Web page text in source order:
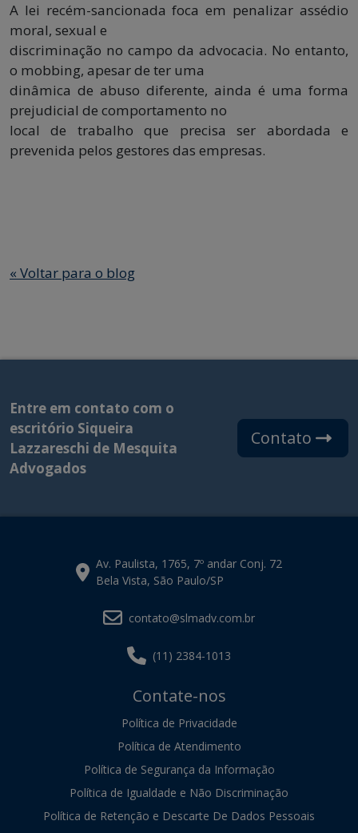
A lei recém-sancionada foca em penalizar assédio
moral, sexual e
discriminação no campo da advocacia. No entanto,
o mobbing, apesar de ter uma
dinâmica de abuso diferente, ainda é uma forma
prejudicial de comportamento no
local de trabalho que precisa ser abordada e
prevenida pelos gestores das empresas.
« Voltar para o blog
Entre em contato com o
escritório Siqueira
Lazzareschi de Mesquita
Advogados
Contato
Av. Paulista, 1765, 7º andar Conj. 72
Bela Vista, São Paulo/SP
contato@slmadv.com.br
(11) 2384-1013
Contate-nos
Política de Privacidade
Política de Atendimento
Política de Segurança da Informação
Política de Igualdade e Não Discriminação
Política de Retenção e Descarte De Dados Pessoais